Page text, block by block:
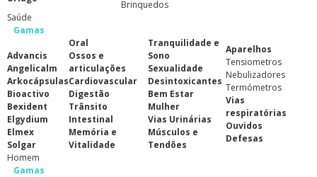
Brinquedos
Saúde
Gamas
Advancis
Angelicalm
Arkocápsulas
Bioactivo
Bexident
Elgydium
Elmex
Solgar
Oral
Ossos e
articulações
Cardiovascular
Digestão
Trânsito
Intestinal
Memória e
Vitalidade
Tranquilidade e
Sono
Sexualidade
Desintoxicantes
Bem Estar
Mulher
Vias Urinárias
Músculos e
Tendões
Aparelhos
Tensiometros
Nebulizadores
Termómetros
Vias
respiratórias
Ouvidos
Defesas
Homem
Gamas